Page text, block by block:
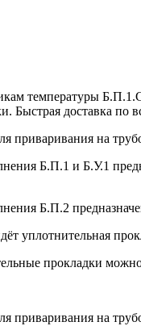
температуры
Быстрая доставка по
приваривания на
Б.П.1 и Б.У.1
Б.П.2
уплотнительная
прокладки
приваривания на